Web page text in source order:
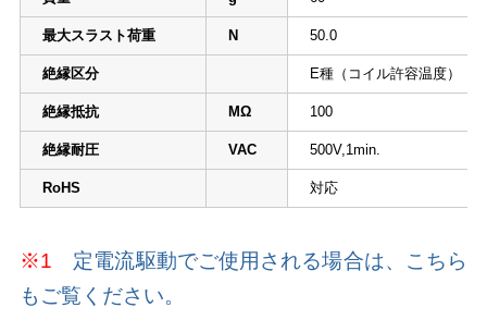
最大スラスト荷重 N 50.0
絶縁区分 E種（コイル許容温度）
絶縁抵抗 MΩ 100
絶縁耐圧 VAC 500V,1min.
RoHS 対応
※1
定電流駆動でご使用される場合は、こちら
もご覧ください。